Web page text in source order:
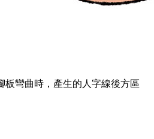
板彎曲時，產生的人字線後方區